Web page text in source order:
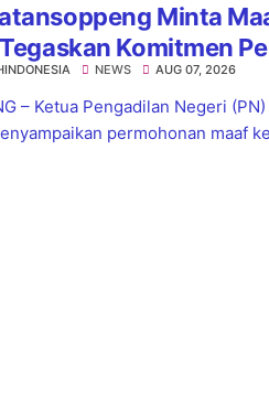
Minta
Komitmen
NEWS AUG 07, 2026
– Ketua Pengadilan Negeri
permohonan maaf